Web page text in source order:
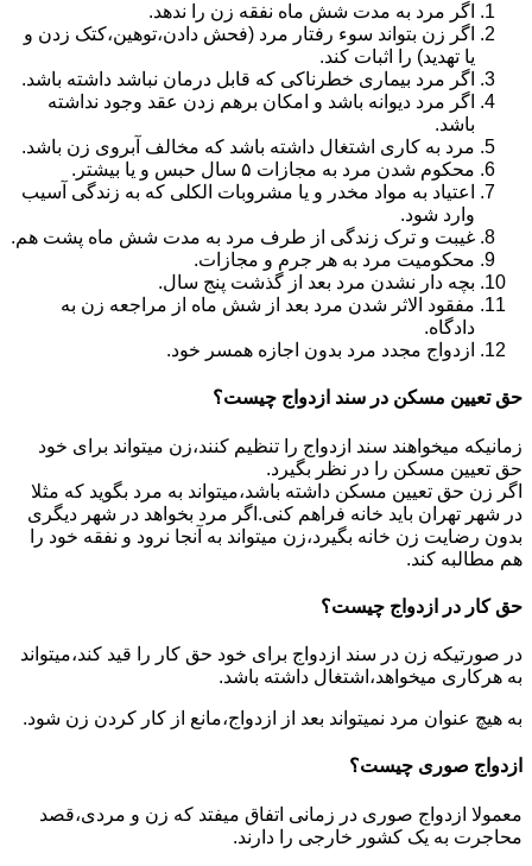
اگر مرد به مدت شش ماه نفقه زن را ندهد.
اگر زن بتواند سوء رفتار مرد (فحش دادن،توهین،کتک زدن و
یا تهدید) را اثبات کند.
اگر مرد بیماری خطرناکی که قابل درمان نباشد داشته باشد.
اگر مرد دیوانه باشد و امکان برهم زدن عقد وجود نداشته
باشد.
مرد به کاری اشتغال داشته باشد که مخالف آبروی زن باشد.
محکوم شدن مرد به مجازات ۵ سال حبس و یا بیشتر.
اعتیاد به مواد مخدر و یا مشروبات الکلی که به زندگی آسیب
وارد شود.
غیبت و ترک زندگی از طرف مرد به مدت شش ماه پشت هم.
محکومیت مرد به هر جرم و مجازات.
بچه دار نشدن مرد بعد از گذشت پنج سال.
مفقود الاثر شدن مرد بعد از شش ماه از مراجعه زن به
دادگاه.
ازدواج مجدد مرد بدون اجازه همسر خود.
حق تعیین مسکن در سند ازدواج چیست؟
زمانیکه میخواهند سند ازدواج را تنظیم کنند،زن میتواند برای خود
حق تعیین مسکن را در نظر بگیرد.
اگر زن حق تعیین مسکن داشته باشد،میتواند به مرد بگوید که مثلا
در شهر تهران باید خانه فراهم کنی.اگر مرد بخواهد در شهر دیگری
بدون رضایت زن خانه بگیرد،زن میتواند به آنجا نرود و نفقه خود را
هم مطالبه کند.
حق کار در ازدواج چیست؟
در صورتیکه زن در سند ازدواج برای خود حق کار را قید کند،میتواند
به هرکاری میخواهد،اشتغال داشته باشد.
به هیچ عنوان مرد نمیتواند بعد از ازدواج،مانع از کار کردن زن شود.
ازدواج صوری چیست؟
معمولا ازدواج صوری در زمانی اتفاق میفتد که زن و مردی،قصد
محاجرت به یک کشور خارجی را دارند.